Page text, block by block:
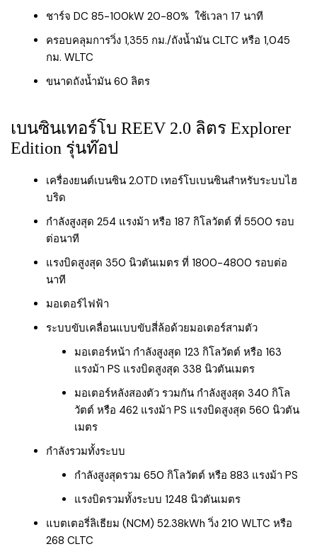
ชาร์จ DC 85-100kW 20-80% ใช้เวลา 17 นาที
ครอบคลุมการวิ่ง 1,355 กม./ถังน้ำมัน CLTC หรือ 1,045
กม. WLTC
ขนาดถังน้ำมัน 60 ลิตร
เบนซินเทอร์โบ REEV 2.0 ลิตร Explorer
Edition รุ่นท๊อป
เครื่องยนต์เบนซิน 2.0TD เทอร์โบเบนซินสำหรับระบบไฮ
บริด
กำลังสูงสุด 254 แรงม้า หรือ 187 กิโลวัตต์ ที่ 5500 รอบ
ต่อนาที
แรงบิดสูงสุด 350 นิวตันเมตร ที่ 1800-4800 รอบต่อ
นาที
มอเตอร์ไฟฟ้า
ระบบขับเคลื่อนแบบขับสี่ล้อด้วยมอเตอร์สามตัว
มอเตอร์หน้า กำลังสูงสุด 123 กิโลวัตต์ หรือ 163
แรงม้า PS แรงบิดสูงสุด 338 นิวตันเมตร
มอเตอร์หลังสองตัว รวมกัน กำลังสูงสุด 340 กิโล
วัตต์ หรือ 462 แรงม้า PS แรงบิดสูงสุด 560 นิวตัน
เมตร
กำลังรวมทั้งระบบ
กำลังสูงสุดรวม 650 กิโลวัตต์ หรือ 883 แรงม้า PS
แรงบิดรวมทั้งระบบ 1248 นิวตันเมตร
แบตเตอรี่ลิเธียม (NCM) 52.38kWh วิ่ง 210 WLTC หรือ
268 CLTC